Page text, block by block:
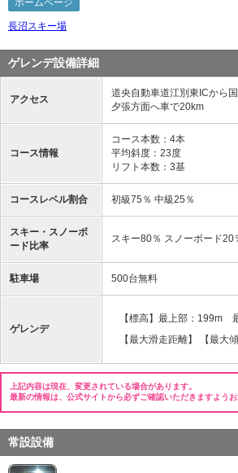
長沼スキー場
ゲレンデ設備詳細
アクセス
道央自動車道江別東ICから
夕張方面へ車で20km
コース情報
コース本数：4本
平均斜度：23度
リフト本数：3基
コースレベル割合 初級75％ 中級25％
スキー・スノーボ
ード比率
スキー80％ スノーボード20
駐車場 500台無料
ゲレンデ
【標高】最上部：199m
【最大滑走距離】 【最大傾
上記内容は現在、変更されている場合があります。
最新の情報は、公式サイトから必ずご確認いただきますようお
常設設備